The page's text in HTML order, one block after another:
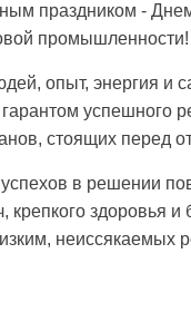
праздником -
промышленности!
опыт, энергия и
успешного
стоящих перед
в решении
крепкого здоровья и
неиссякаемых